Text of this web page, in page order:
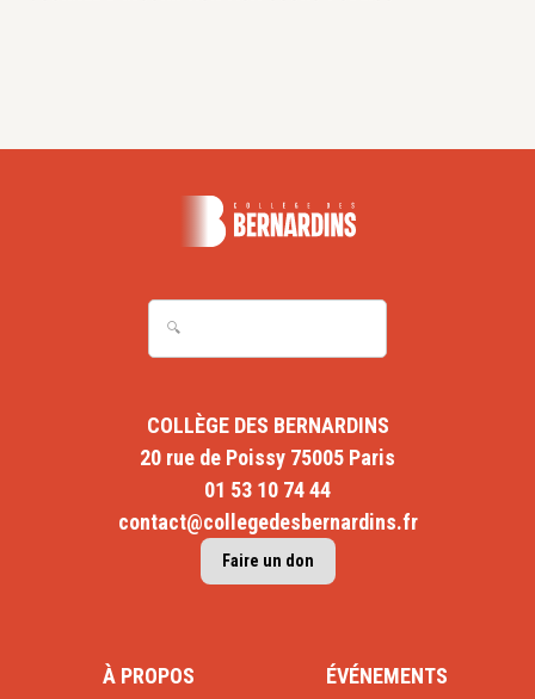
COLLÈGE DES BERNARDINS
20 rue de Poissy 75005 Paris
01 53 10 74 44
contact@collegedesbernardins.fr
Faire un don
À PROPOS ÉVÉNEMENTS